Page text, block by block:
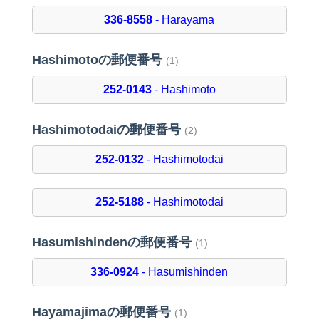
336-8558 - Harayama
Hashimotoの郵便番号 (1)
252-0143- Hashimoto
Hashimotodaiの郵便番号 (2)
252-0132- Hashimotodai
252-5188- Hashimotodai
Hasumishindenの郵便番号 (1)
336-0924 - Hasumishinden
Hayamajimaの郵便番号 (1)